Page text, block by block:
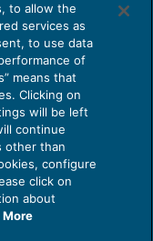
delle
sanzioni
to allow the
services as
to use data
of
means that
Clicking on
will be left
continue
other than
configure
click on
about
More